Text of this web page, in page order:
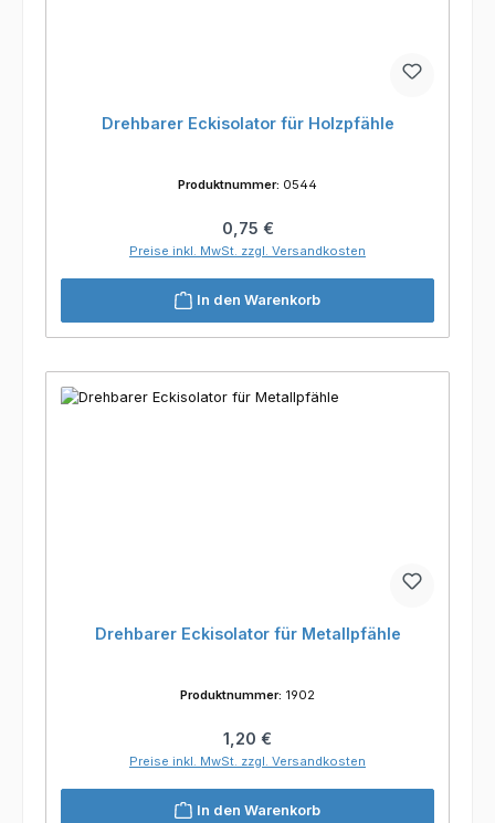
Drehbarer Eckisolator für Holzpfähle
Produktnummer: 0544
Regulärer Preis:
0,75 €
Preise inkl. MwSt. zzgl. Versandkosten
In den Warenkorb
Drehbarer Eckisolator für Metallpfähle
Produktnummer: 1902
Regulärer Preis:
1,20 €
Preise inkl. MwSt. zzgl. Versandkosten
In den Warenkorb